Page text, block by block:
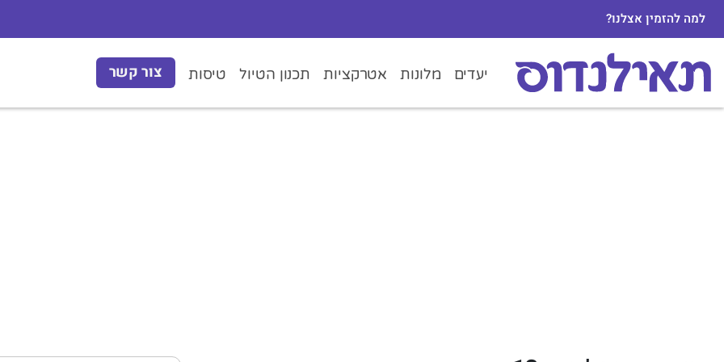
למה להזמין אצלנו?
יעדים מלונות אטרקציות תכנון הטיול טיסות צור קשר